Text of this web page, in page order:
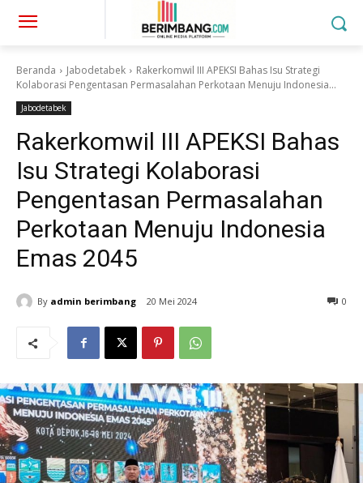
Beranda Jabodetabek
Rakerkomwil III APEKSI Bahas Isu Strategi
Kolaborasi Pengentasan Permasalahan Perkotaan Menuju Indonesia...
Jabodetabek
Rakerkomwil III APEKSI Bahas
Isu Strategi Kolaborasi
Pengentasan Permasalahan
Perkotaan Menuju Indonesia
Emas 2045
By admin berimbang 20 Mei 2024 0